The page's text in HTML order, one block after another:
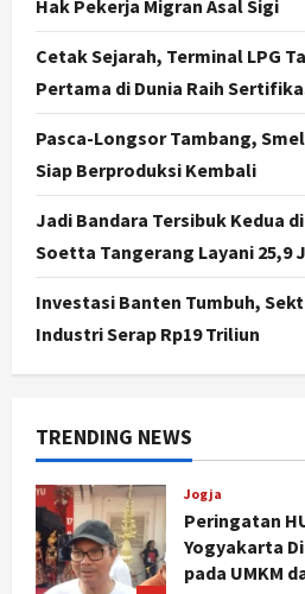
Hak Pekerja Migran Asal Sigi
Cetak Sejarah, Terminal LPG
Pertama di Dunia Raih
Pasca-Longsor Tambang,
Siap Berproduksi Kembali
Jadi Bandara Tersibuk Kedua
Soetta Tangerang Layani 25,9
Investasi Banten Tumbuh,
Industri Serap Rp19 Triliun
TRENDING NEWS
Sorotan,
Segera Keluar
Agustus 7, 2026
BRIN
Mulai Rp75
Politik
Hari Jadi Pati
Momentum
2
Jogja
Peringatan
Yogyakarta
pada UMKM
Agustus 7, 2026